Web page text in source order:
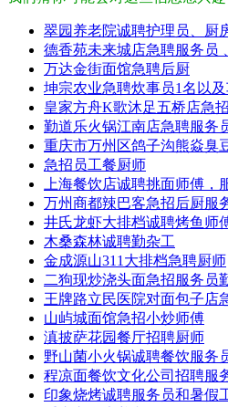
翠园养老院诚聘护理员、厨
德香苑未来城店急聘服务员
万达金街面馆急聘后厨
坤宗农业急聘炊事员1名以
皇家方舟K歌沐足五桥店急
勤道乐火锅江南店急聘服务
重庆市万州区鸽子沟熊焱臭
急招员工餐厨师
上海餐饮店诚聘挑面师傅，
万州商都辣巴客急招后厨服
井氏龙虾大排档诚聘烤鱼师
木桑森林诚聘勤杂工
金成源山311大排档急聘厨师
二狗现炒浇头面急招服务员
王牌路立民医院对面包子店
山屿城面馆急招小炒师傅
滇披萨花园餐厅招聘厨师
野山菌小火锅诚聘餐饮服务
程凉面餐饮文化公司招聘服
印象烧烤诚聘服务员和暑假